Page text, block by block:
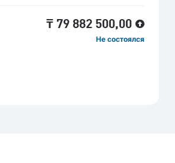
₸ 79 882 500,00
Не состоялся